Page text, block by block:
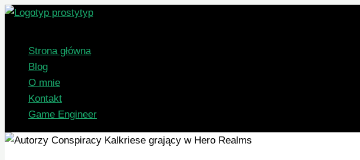
Przejdź
Strona główna
Blog
O mnie
Kontakt
Game Engineer